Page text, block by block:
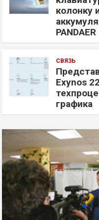
колонку
PANDAER
СВЯЗЬ
Exynos
графика